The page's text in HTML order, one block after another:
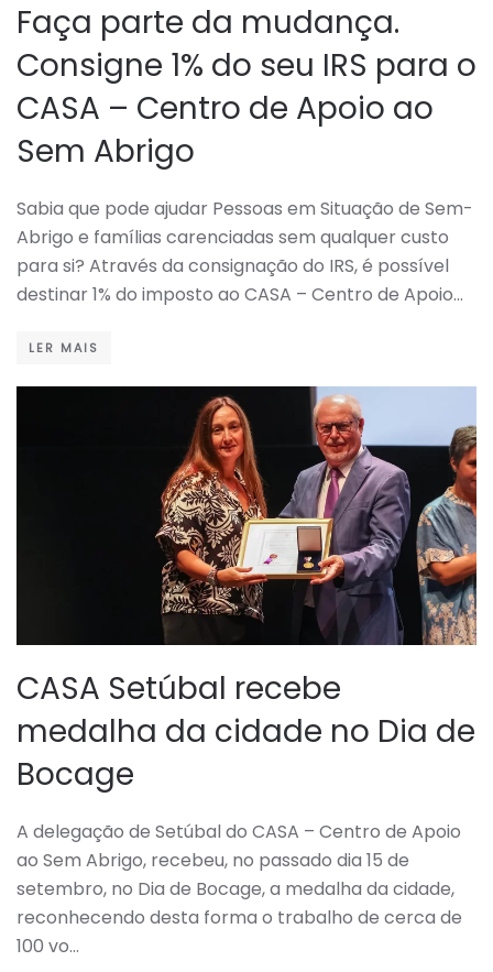
Faça parte da mudança.
Consigne 1% do seu IRS para o
CASA – Centro de Apoio ao
Sem Abrigo
Sabia que pode ajudar Pessoas em Situação de Sem-
Abrigo e famílias carenciadas sem qualquer custo
para si? Através da consignação do IRS, é possível
destinar 1% do imposto ao CASA – Centro de Apoio…
LER MAIS
CASA Setúbal recebe
medalha da cidade no Dia de
Bocage
A delegação de Setúbal do CASA – Centro de Apoio
ao Sem Abrigo, recebeu, no passado dia 15 de
setembro, no Dia de Bocage, a medalha da cidade,
reconhecendo desta forma o trabalho de cerca de
100 vo…